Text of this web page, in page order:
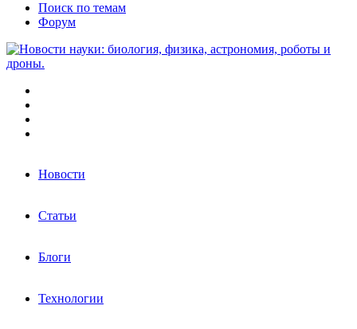
Поиск по темам
Форум
Новости
Статьи
Блоги
Технологии